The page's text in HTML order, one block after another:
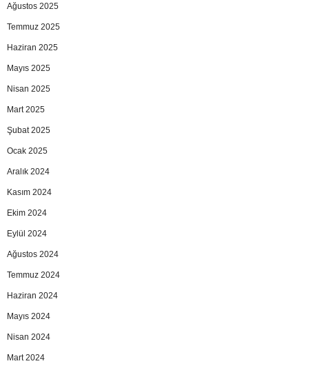
Ağustos 2025
Temmuz 2025
Haziran 2025
Mayıs 2025
Nisan 2025
Mart 2025
Şubat 2025
Ocak 2025
Aralık 2024
Kasım 2024
Ekim 2024
Eylül 2024
Ağustos 2024
Temmuz 2024
Haziran 2024
Mayıs 2024
Nisan 2024
Mart 2024